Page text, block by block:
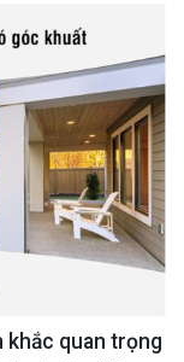
khắc quan trọng
2K Tặng thẻ 64G